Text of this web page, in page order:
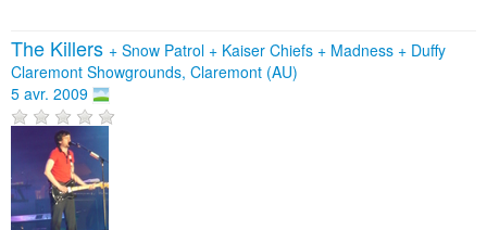
The Killers + Snow Patrol + Kaiser Chiefs + Madness + Duffy
Claremont Showgrounds, Claremont (AU)
5 avr. 2009